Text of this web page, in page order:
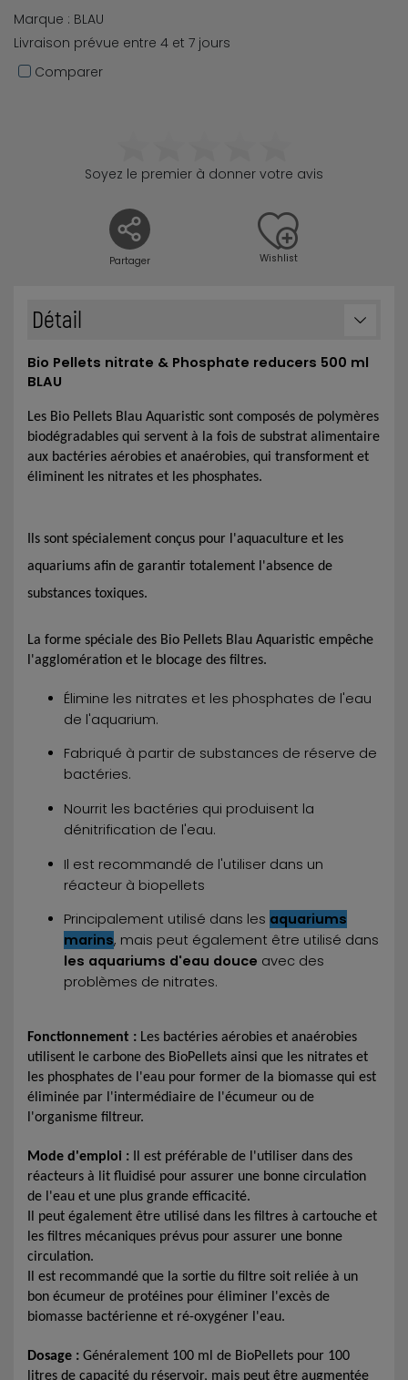
Marque : BLAU
Livraison prévue entre 4 et 7 jours
Comparer
Partager
Soyez le premier à donner votre avis
Wishlist
Détail
Bio Pellets nitrate & Phosphate reducers 500 ml
BLAU
Les Bio Pellets Blau Aquaristic sont composés de polymères
biodégradables qui servent à la fois de substrat alimentaire
aux bactéries aérobies et anaérobies, qui transforment et
éliminent les nitrates et les phosphates.
Ils sont spécialement conçus pour l'aquaculture et les
aquariums afin de garantir totalement l'absence de
substances toxiques.
La forme spéciale des Bio Pellets Blau Aquaristic empêche
l'agglomération et le blocage des filtres.
Élimine les nitrates et les phosphates de l'eau
de l'aquarium.
Fabriqué à partir de substances de réserve de
bactéries.
Nourrit les bactéries qui produisent la
dénitrification de l'eau.
Il est recommandé de l'utiliser dans un
réacteur à biopellets
Principalement utilisé dans les aquariums
marins, mais peut également être utilisé dans
les aquariums d'eau douce avec des
problèmes de nitrates.
Fonctionnement : Les bactéries aérobies et anaérobies
utilisent le carbone des BioPellets ainsi que les nitrates et
les phosphates de l'eau pour former de la biomasse qui est
éliminée par l'intermédiaire de l'écumeur ou de
l'organisme filtreur.
Mode d'emploi : Il est préférable de l'utiliser dans des
réacteurs à lit fluidisé pour assurer une bonne circulation
de l'eau et une plus grande efficacité.
Il peut également être utilisé dans les filtres à cartouche et
les filtres mécaniques prévus pour assurer une bonne
circulation.
Il est recommandé que la sortie du filtre soit reliée à un
bon écumeur de protéines pour éliminer l'excès de
biomasse bactérienne et ré-oxygéner l'eau.
Dosage : Généralement 100 ml de BioPellets pour 100
litres de capacité du réservoir, mais peut être augmentée